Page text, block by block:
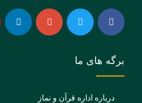
برگه های ما
درباره اداره قرآن و نماز